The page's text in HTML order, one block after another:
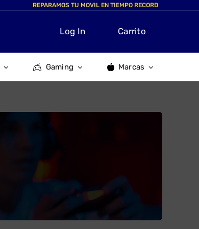
REPARAMOS TU MOVIL EN TIEMPO RECORD
Log In Carrito
Gaming Marcas